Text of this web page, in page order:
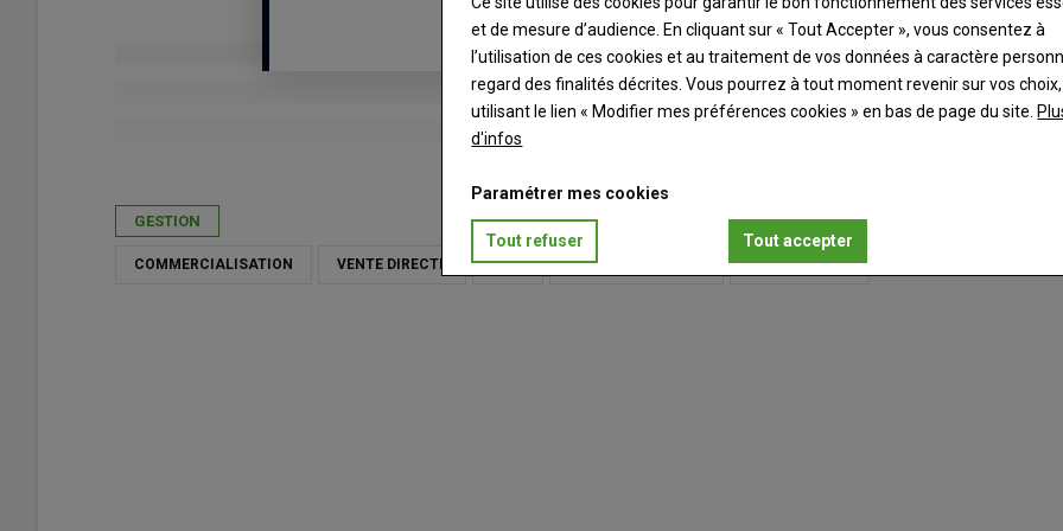
GESTION
COMMERCIALISATION VENTE DIRECTE OISE FRUITS & LÉGUMES DISTRIBUTION
et de mesure d’audience. En cliquant sur « Tout Accepter », vous consentez à
l’utilisation de ces cookies et au traitement de vos données à caractère
regard des finalités décrites. Vous pourrez à tout moment revenir sur vos
utilisant le lien « Modifier mes préférences cookies » en bas de page du site.
d'infos
Paramétrer mes cookies
Tout refuser Tout accepter